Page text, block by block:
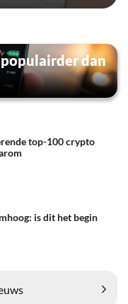
dan
top-100 crypto
is dit het begin